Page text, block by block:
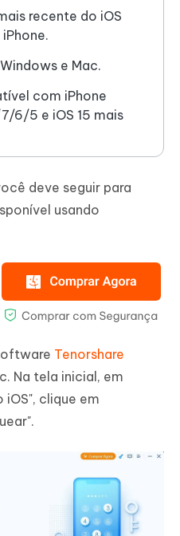
recente do iOS
e Mac.
com iPhone
6/5 e iOS 15 mais
deve seguir para
usando
Tenorshare
Na tela inicial, em
iOS", clique em